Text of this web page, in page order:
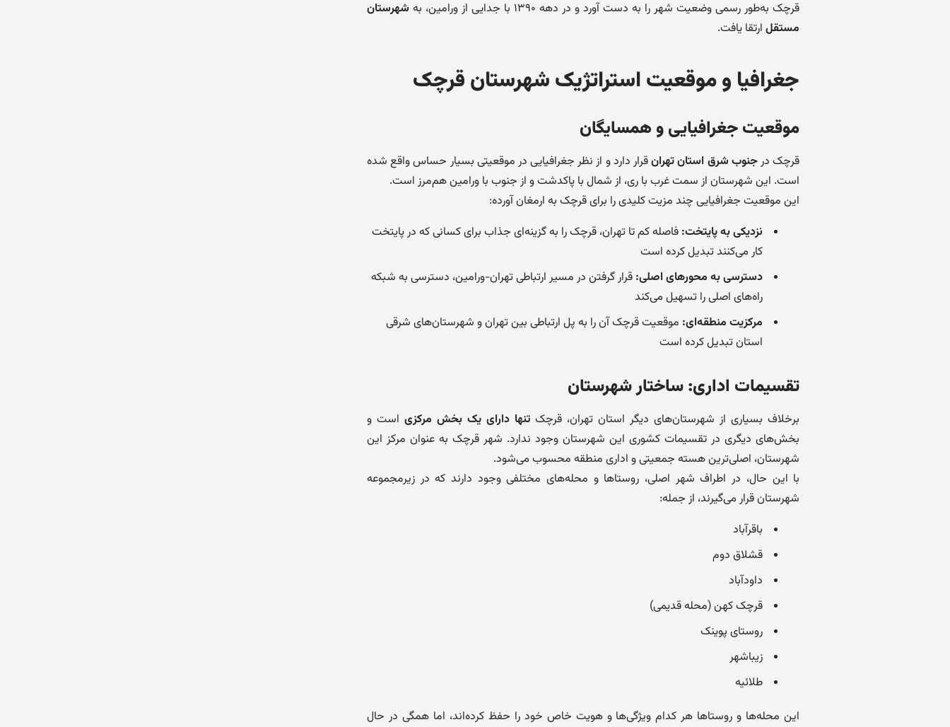
قرچک به‌طور رسمی وضعیت شهر را به دست آورد و در دهه ۱۳۹۰ با جدایی از ورامین، به
شهرستان
مستقلارتقا یافت.
جغرافیا و موقعیت استراتژیک شهرستان قرچک
موقعیت جغرافیایی و همسایگان
قرچک درجنوب شرق استان تهرانقرار دارد و از نظر جغرافیایی در موقعیتی بسیار حساس واقع شده
است. این شهرستان از سمت غرب با ری، از شمال با پاکدشت و از جنوب با ورامین هم‌مرز است.
این موقعیت جغرافیایی چند مزیت کلیدی را برای قرچک به ارمغان آورده:
نزدیکی به پایتخت: فاصله کم تا تهران، قرچک را به گزینه‌ای جذاب برای کسانی که در پایتخت
کار می‌کنند تبدیل کرده است
دسترسی به محورهای اصلی: قرار گرفتن در مسیر ارتباطی تهران-ورامین، دسترسی به شبکه
راه‌های اصلی را تسهیل می‌کند
مرکزیت منطقه‌ای: موقعیت قرچک آن را به پل ارتباطی بین تهران و شهرستان‌های شرقی
استان تبدیل کرده است
تقسیمات اداری: ساختار شهرستان
برخلاف بسیاری از شهرستان‌های دیگر استان تهران، قرچک تنها دارای یک بخش مرکزی است و
بخش‌های دیگری در تقسیمات کشوری این شهرستان وجود ندارد. شهر قرچک به عنوان مرکز این
شهرستان، اصلی‌ترین هسته جمعیتی و اداری منطقه محسوب می‌شود.
با این حال، در اطراف شهر اصلی، روستاها و محله‌های مختلفی وجود دارند که در زیرمجموعه
شهرستان قرار می‌گیرند، از جمله:
باقرآباد
قشلاق دوم
داودآباد
قرچک کهن (محله قدیمی)
روستای پوینک
زیباشهر
طلائیه
این محله‌ها و روستاها هر کدام ویژگی‌ها و هویت خاص خود را حفظ کرده‌اند، اما همگی در حال